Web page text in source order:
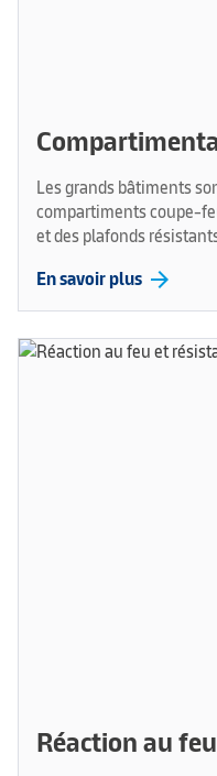
Les grands bâtiments
compartiments coupe-
et des plafonds
En savoir plus arrow_forward
Réaction au